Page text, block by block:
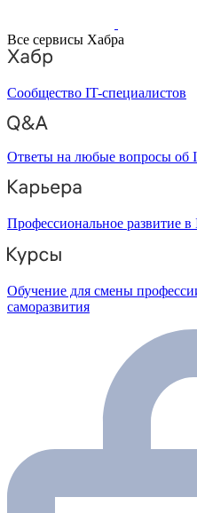
Все сервисы Хабра
Сообщество IT-специалистов
Ответы на любые вопросы об
Профессиональное развитие в
Обучение для смены
саморазвития